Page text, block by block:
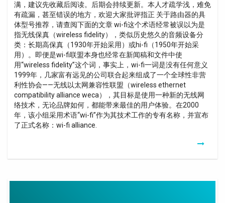
满，建议先收藏后阅读。后期会持续更新。本人才疏学浅，难免
有疏漏，甚至错误的地方，欢迎大家批评指正 关于路由器的具
体型号推荐，请查阅下面的文章 wi-fi这个术语经常被误以为是
指无线保真（wireless fidelity），类似历史悠久的音频设备分
类：长期高保真（1930年开始采用）或hi-fi（1950年开始采
用）。即便是wi-fi联盟本身也经常在新闻稿和文件中使
用“wireless fidelity”这个词，事实上，wi-fi一词是没有任何意义
1999年，几家富有远见的公司联合起来组成了一个全球性非营
利性协会——无线以太网兼容性联盟（wireless ethernet
compatibility alliance weca），其目标是使用一种新的无线网
络技术，无论品牌如何，都能带来最佳的用户体验。在2000
年，该小组采用术语“wi-fi”作为其技术工作的专有名称，并宣布
了正式名称：wi-fi alliance.
Box